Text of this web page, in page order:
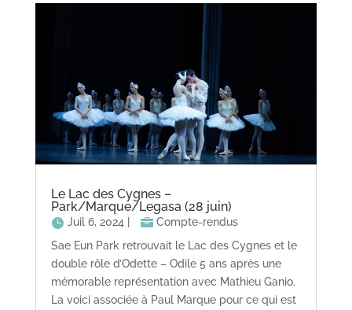
Le Lac des Cygnes –
Park/Marque/Legasa (28 juin)
Juil 6, 2024
Compte-rendus
Sae Eun Park retrouvait le Lac des Cygnes et le
double rôle d’Odette – Odile 5 ans après une
mémorable représentation avec Mathieu Ganio.
La voici associée à Paul Marque pour ce qui est